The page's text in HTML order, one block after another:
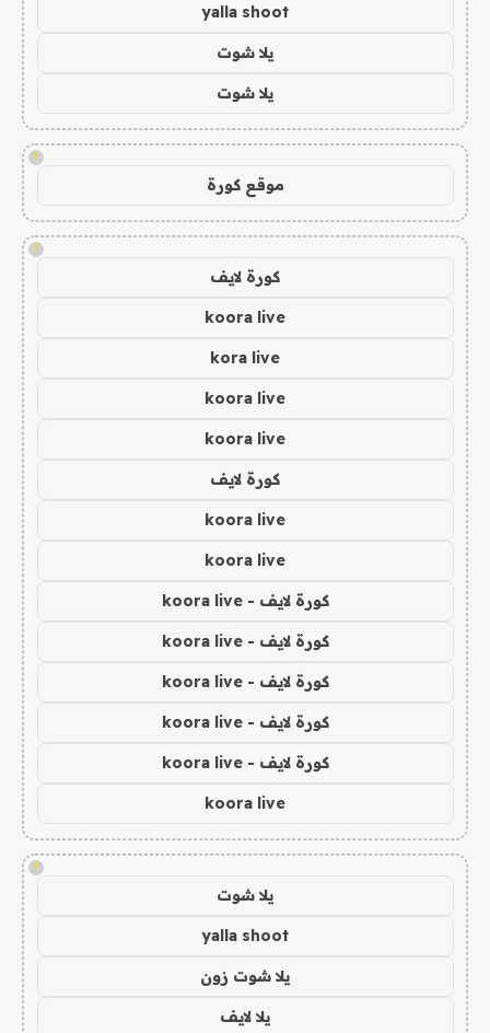
yalla shoot
يلا شوت
يلا شوت
!
موقع كورة
!
كورة لايف
koora live
kora live
koora live
koora live
كورة لايف
koora live
koora live
كورة لايف - koora live
كورة لايف - koora live
كورة لايف - koora live
كورة لايف - koora live
كورة لايف - koora live
koora live
!
يلا شوت
yalla shoot
يلا شوت زون
يلا لايف